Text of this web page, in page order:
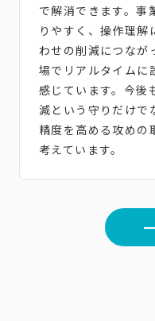
で解消できます。事
りやすく、操作理解
わせの削減につなが
場でリアルタイムに
感じています。今後
減という守りだけで
精度を高める攻めの
考えています。